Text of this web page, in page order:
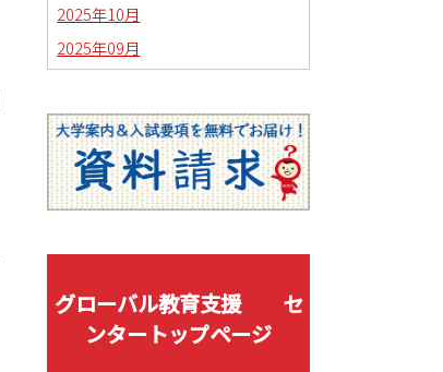
2025年10月
2025年09月
2025年07月
2025年06月
2025年05月
2025年04月
2025年03月
2025年01月
グローバル教育支援 セ
ンタートップページ